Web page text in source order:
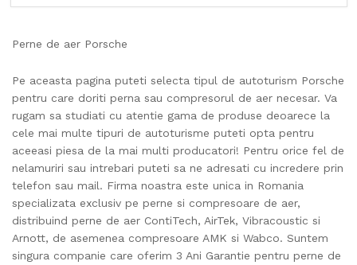
Perne de aer Porsche
Pe aceasta pagina puteti selecta tipul de autoturism Porsche
pentru care doriti perna sau compresorul de aer necesar. Va
rugam sa studiati cu atentie gama de produse deoarece la
cele mai multe tipuri de autoturisme puteti opta pentru
aceeasi piesa de la mai multi producatori! Pentru orice fel de
nelamuriri sau intrebari puteti sa ne adresati cu incredere prin
telefon sau mail. Firma noastra este unica in Romania
specializata exclusiv pe perne si compresoare de aer,
distribuind perne de aer ContiTech, AirTek, Vibracoustic si
Arnott, de asemenea compresoare AMK si Wabco. Suntem
singura companie care oferim 3 Ani Garantie pentru perne de